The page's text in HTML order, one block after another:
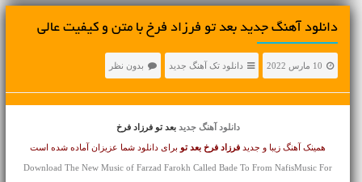
دانلود آهنگ جديد بعد تو فرزاد فرخ با متن و کیفیت عالی
10 مارس 2022 دانلود تک آهنگ جدید بدون نظر
دانلود آهنگ جدید بعد تو فرزاد فرخ
همینک آهنگ زیبا و جدید فرزاد فرخ بعد تو برای دانلود شما عزیزان آماده شده است
Download The New Music of Farzad Farokh Called Bade To From NafisMusic For